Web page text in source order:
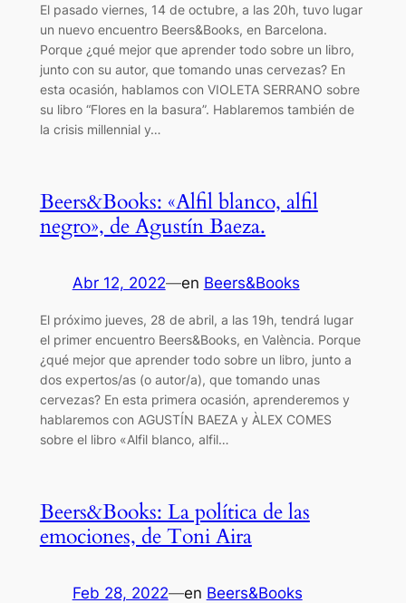
El pasado viernes, 14 de octubre, a las 20h, tuvo lugar
un nuevo encuentro Beers&Books, en Barcelona.
Porque ¿qué mejor que aprender todo sobre un libro,
junto con su autor, que tomando unas cervezas? En
esta ocasión, hablamos con VIOLETA SERRANO sobre
su libro “Flores en la basura”. Hablaremos también de
la crisis millennial y…
Beers&Books: «Alfil blanco, alfil
negro», de Agustín Baeza.
Abr 12, 2022—en Beers&Books
El próximo jueves, 28 de abril, a las 19h, tendrá lugar
el primer encuentro Beers&Books, en València. Porque
¿qué mejor que aprender todo sobre un libro, junto a
dos expertos/as (o autor/a), que tomando unas
cervezas? En esta primera ocasión, aprenderemos y
hablaremos con AGUSTÍN BAEZA y ÀLEX COMES
sobre el libro «Alfil blanco, alfil…
Beers&Books: La política de las
emociones, de Toni Aira
Feb 28, 2022—en Beers&Books